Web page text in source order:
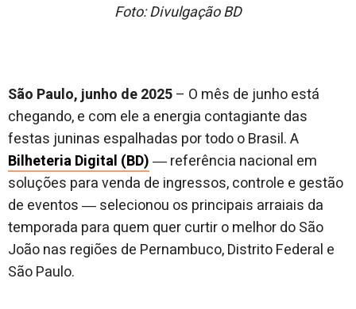
Foto: Divulgação BD
São Paulo, junho de 2025– O mês de junho está
chegando, e com ele a energia contagiante das
festas juninas espalhadas por todo o Brasil. A
Bilheteria Digital (BD)― referência nacional em
soluções para venda de ingressos, controle e gestão
de eventos ― selecionou os principais arraiais da
temporada para quem quer curtir o melhor do São
João nas regiões de Pernambuco, Distrito Federal e
São Paulo.